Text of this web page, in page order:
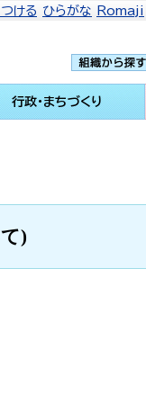
ける ひらがな Romaji
行政・まちづくり
)